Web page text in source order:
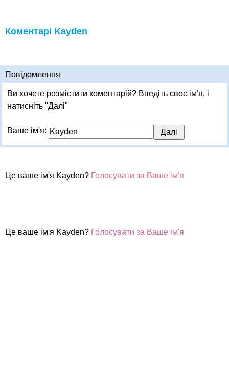
Коментарі Kayden
Повідомлення
Ви хочете розмістити коментарій? Введіть своє ім'я, і
натисніть "Далі"
Ваше ім'я:
Це ваше ім'я Kayden? Голосувати за Ваше ім'я
Це ваше ім'я Kayden? Голосувати за Ваше ім'я